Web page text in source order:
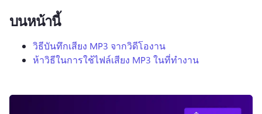
ลงชื่อเข้าใช้
ลองใช้ฟรี
บนหน้านี้
วิธีบันทึกเสียง MP3 จากวิดีโองาน
ห้าวิธีในการใช้ไฟล์เสียง MP3 ในที่ทํางาน